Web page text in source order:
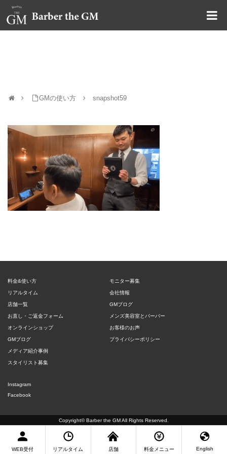
GMの使い方 snapshot59
料金&使い方
リアルタイム
店舗一覧
お直し・ご返金フォーム
オンラインショップ
GMブログ
メディア紹介事例
スタイリスト募集
モニター募集
会社情報
GMブログ
メンズ美容室とバーバー
お客様のお声
プライバシーポリシー
Instagram
Facebook
Copyright©Barber the GMAll Rights Reserved.
WEB受付 リアルタイム 店舗 料金メニュー English